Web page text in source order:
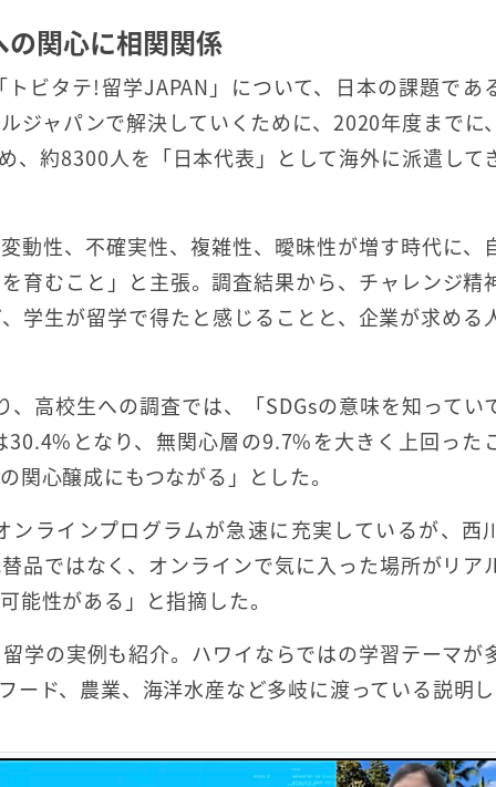
関心に相関関係
ビタテ!留学JAPAN」について、日本の課題であ
ジャパンで解決していくために、2020年度までに
、約8300人を「日本代表」として海外に派遣して
動性、不確実性、複雑性、曖昧性が増す時代に、
育むこと」と主張。調査結果から、チャレンジ精
学生が留学で得たと感じることと、企業が求める
高校生への調査では、「SDGsの意味を知ってい
となり、無関心層の9.7%を大きく上回った
関心醸成にもつながる」とした。
ラインプログラムが急速に充実しているが、西
品ではなく、オンラインで気に入った場所がリア
能性がある」と指摘した。
学の実例も紹介。ハワイならではの学習テーマが
ード、農業、海洋水産など多岐に渡っている説明